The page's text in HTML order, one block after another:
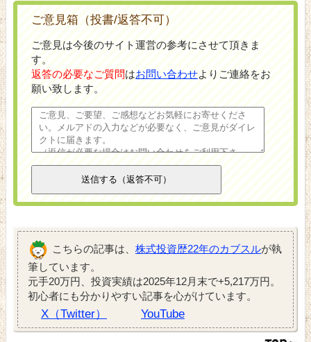
ご意見箱（投書/返答不可）
ご意見は今後のサイト運営の参考にさせて頂きま
す。
返答の必要なご質問はお問い合わせよりご連絡をお
願い致します。
こちらの記事は、 株式投資歴22年のカブスルが執
筆しています。
元手20万円、投資実績は2025年12月末で+5,217万円。
初心者にも分かりやすい記事を心がけています。
X（Twitter） YouTube